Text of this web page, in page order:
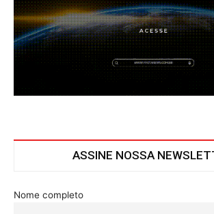
ASSINE NOSSA
Nome completo